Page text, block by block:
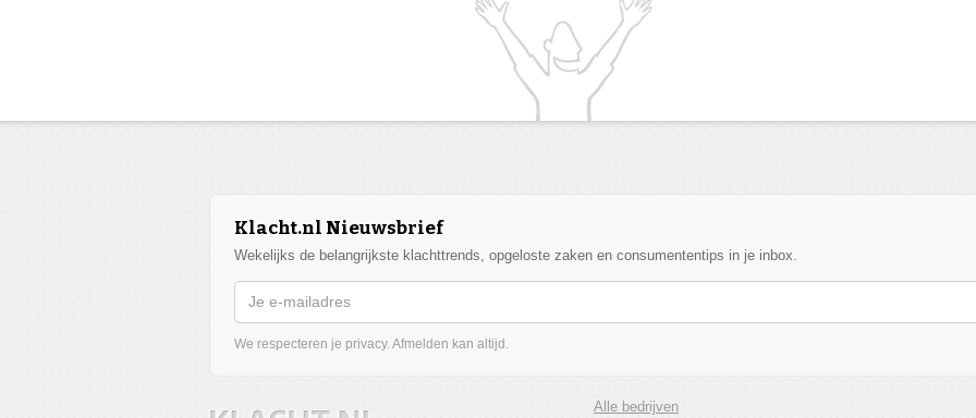
Klacht.nl Nieuwsbrief
Wekelijks de belangrijkste klachttrends, opgeloste zaken en consumententips in je inbox.
We respecteren je privacy. Afmelden kan altijd.
Alle bedrijven